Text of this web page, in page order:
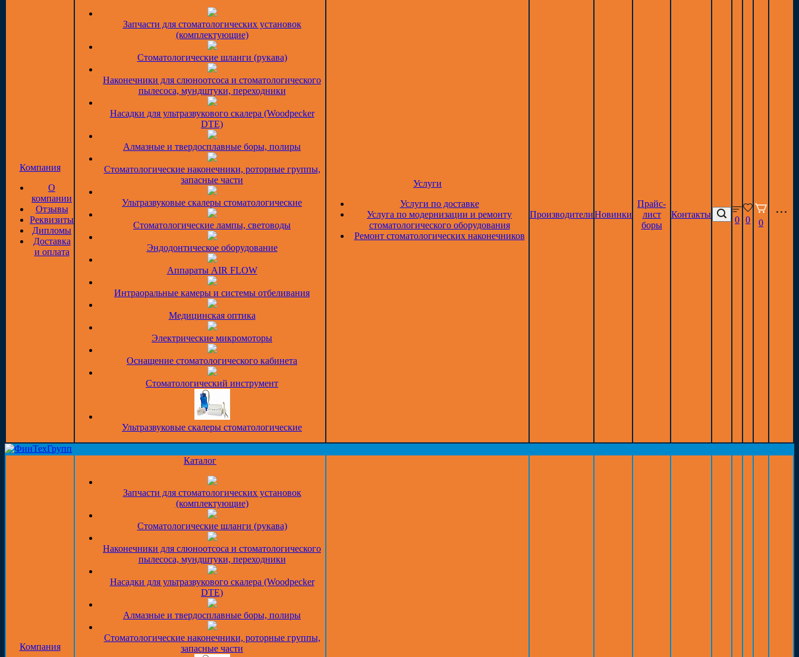
Компания
О
компании
Отзывы
Реквизиты
Дипломы
Доставка
и оплата
Запчасти для стоматологических установок
(комплектующие)
Стоматологические шланги (рукава)
Наконечники для слюноотсоса и стоматологического
пылесоса, мундштуки, переходники
Насадки для ультразвукового скалера (Woodpecker
DTE)
Алмазные и твердосплавные боры, полиры
Стоматологические наконечники, роторные группы,
запасные части
Ультразвуковые скалеры стоматологические
Стоматологические лампы, световоды
Эндодонтическое оборудование
Аппараты AIR FLOW
Интраоральные камеры и системы отбеливания
Медицинская оптика
Электрические микромоторы
Оснащение стоматологического кабинета
Стоматологический инструмент
Ультразвуковые скалеры стоматологические
Услуги
Услуги по доставке
Услуга по модернизации и ремонту
стоматологического оборудования
Ремонт стоматологических наконечников
ПроизводителиНовинки
Прайс-
лист
боры
Контакты
0 0 0
Компания
Каталог
Запчасти для стоматологических установок
(комплектующие)
Стоматологические шланги (рукава)
Наконечники для слюноотсоса и стоматологического
пылесоса, мундштуки, переходники
Насадки для ультразвукового скалера (Woodpecker
DTE)
Алмазные и твердосплавные боры, полиры
Стоматологические наконечники, роторные группы,
запасные части